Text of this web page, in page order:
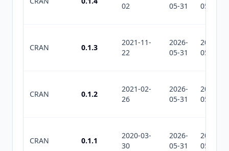
02
05-31
05-31
CRAN 0.1.3
2021-11-
22
2026-
05-31
2026-
05-31
CRAN 0.1.2
2021-02-
26
2026-
05-31
2026-
05-31
CRAN 0.1.1
2020-03-
30
2026-
05-31
2026-
05-31